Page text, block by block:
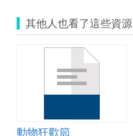
其他人也看了這些資源
動物狂歡節